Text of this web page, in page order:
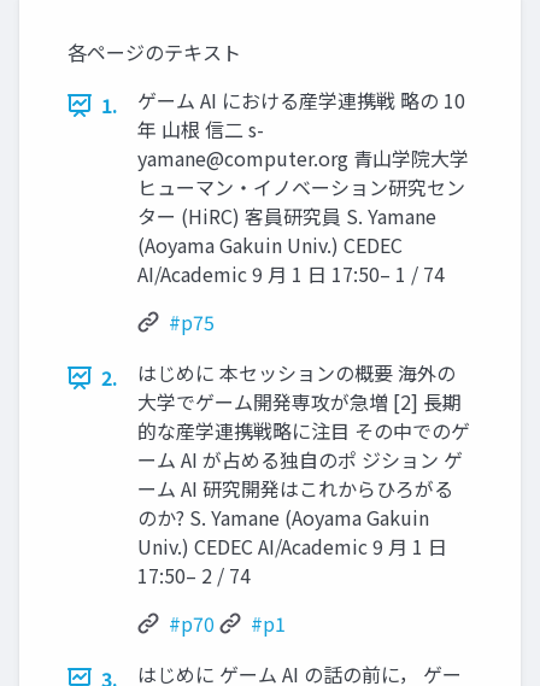
各ページのテキスト
1.
ゲーム AI における産学連携戦 略の 10
年 山根 信二s-
yamane@computer.org 青山学院大学
ヒューマン・イノベーション研究セン
ター (HiRC) 客員研究員 S. Yamane
(Aoyama Gakuin Univ.) CEDEC
AI/Academic 9 月 1 日 17:50– 1 / 74
#p75
2.
はじめに 本セッションの概要 海外の
大学でゲーム開発専攻が急増 [2] 長期
的な産学連携戦略に注目 その中でのゲ
ーム AI が占める独自のポ ジション ゲ
ーム AI 研究開発はこれからひろがる
のか? S. Yamane (Aoyama Gakuin
Univ.) CEDEC AI/Academic 9 月 1 日
17:50– 2 / 74
#p70
#p1
3.
はじめに ゲーム AI の話の前に， ゲー